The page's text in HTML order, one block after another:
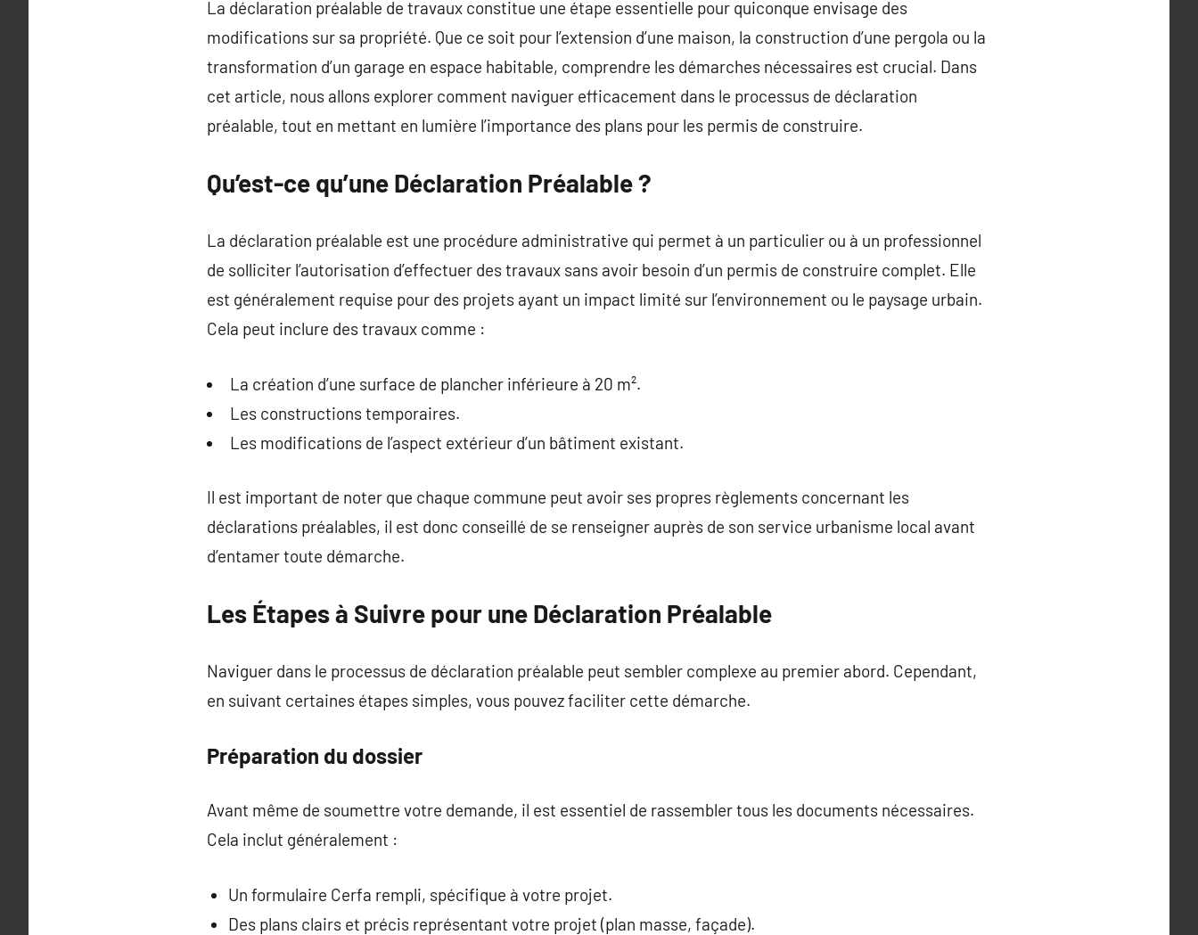
La déclaration préalable de travaux constitue une étape essentielle pour quiconque envisage des
modifications sur sa propriété. Que ce soit pour l’extension d’une maison, la construction d’une pergola ou la
transformation d’un garage en espace habitable, comprendre les démarches nécessaires est crucial. Dans
cet article, nous allons explorer comment naviguer efficacement dans le processus de déclaration
préalable, tout en mettant en lumière l’importance des plans pour les permis de construire.
Qu’est-ce qu’une Déclaration Préalable ?
La déclaration préalable est une procédure administrative qui permet à un particulier ou à un professionnel
de solliciter l’autorisation d’effectuer des travaux sans avoir besoin d’un permis de construire complet. Elle
est généralement requise pour des projets ayant un impact limité sur l’environnement ou le paysage urbain.
Cela peut inclure des travaux comme :
La création d’une surface de plancher inférieure à 20 m².
Les constructions temporaires.
Les modifications de l’aspect extérieur d’un bâtiment existant.
Il est important de noter que chaque commune peut avoir ses propres règlements concernant les
déclarations préalables, il est donc conseillé de se renseigner auprès de son service urbanisme local avant
d’entamer toute démarche.
Les Étapes à Suivre pour une Déclaration Préalable
Naviguer dans le processus de déclaration préalable peut sembler complexe au premier abord. Cependant,
en suivant certaines étapes simples, vous pouvez faciliter cette démarche.
Préparation du dossier
Avant même de soumettre votre demande, il est essentiel de rassembler tous les documents nécessaires.
Cela inclut généralement :
Un formulaire Cerfa rempli, spécifique à votre projet.
Des plans clairs et précis représentant votre projet (plan masse, façade).